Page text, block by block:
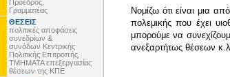
Πρόεδρος,
Γραμματέας
ΘΕΣΕΙΣ
πολιτικές αποφάσεις
συνεδρίων &
συνόδων Κεντρικής
Πολιτικής Επιτροπής,
ΤΜΗΜΑΤΑ επεξεργασίας
θέσεων της ΚΠΕ
Νομίζω ότι είναι μια
πολεμικής που έχει
μπορούμε να
ανεξαρτήτως θέσεων